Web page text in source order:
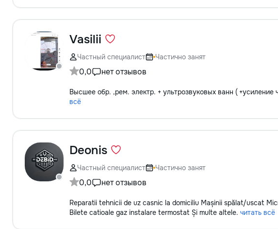
Vasilii
Частный специалист Частично занят
0,0 нет отзывов
Высшее обр. ,рем. электр. + ультрозвуковых ванн ( +усиление
всё
Deonis
Частный специалист Частично занят
0,0 нет отзывов
Reparatii tehnicii de uz casnic la domiciliu Mașinii spălat/uscat
Bilete catioale gaz instalare termostat Și multe altele. читать всё